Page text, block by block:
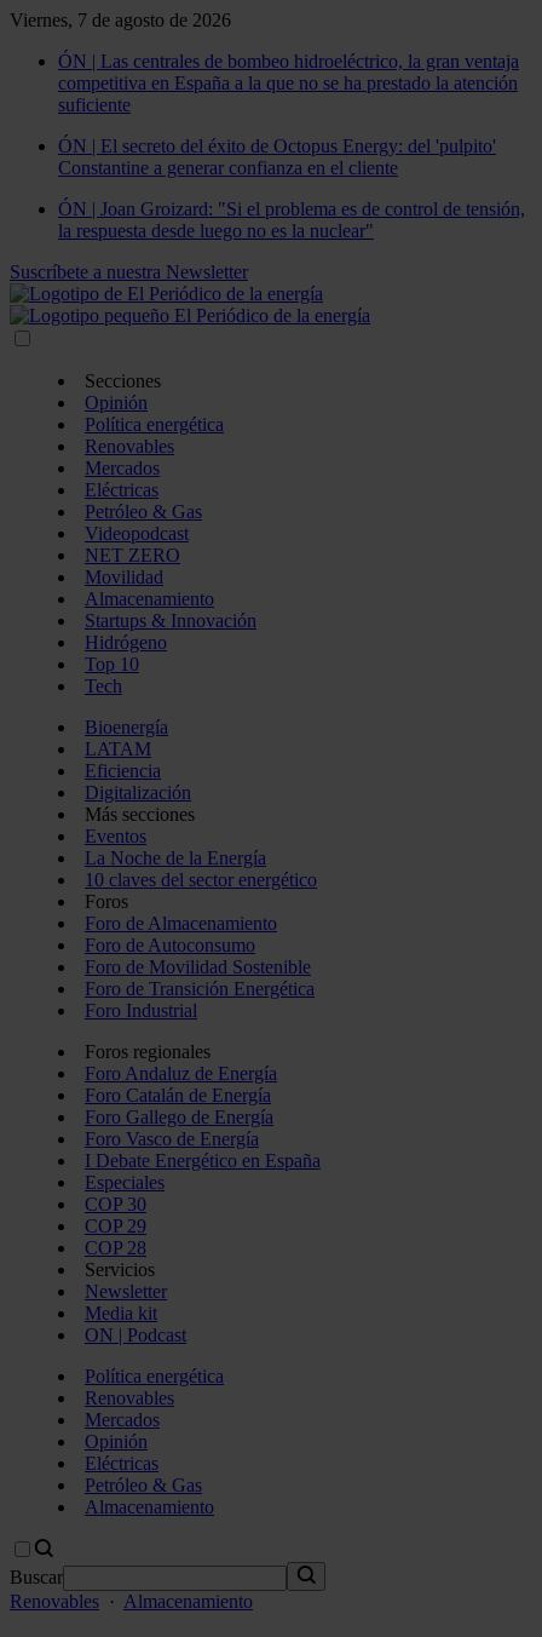
Viernes, 7 de agosto de 2026
ÓN | Las centrales de bombeo hidroeléctrico, la gran ventaja
competitiva en España a la que no se ha prestado la atención
suficiente
ÓN | El secreto del éxito de Octopus Energy: del 'pulpito'
Constantine a generar confianza en el cliente
ÓN | Joan Groizard: "Si el problema es de control de tensión,
la respuesta desde luego no es la nuclear"
Suscríbete a nuestra Newsletter
Secciones
Opinión
Política energética
Renovables
Mercados
Eléctricas
Petróleo & Gas
Videopodcast
NET ZERO
Movilidad
Almacenamiento
Startups & Innovación
Hidrógeno
Top 10
Tech
Bioenergía
LATAM
Eficiencia
Digitalización
Más secciones
Eventos
La Noche de la Energía
10 claves del sector energético
Foros
Foro de Almacenamiento
Foro de Autoconsumo
Foro de Movilidad Sostenible
Foro de Transición Energética
Foro Industrial
Foros regionales
Foro Andaluz de Energía
Foro Catalán de Energía
Foro Gallego de Energía
Foro Vasco de Energía
I Debate Energético en España
Especiales
COP 30
COP 29
COP 28
Servicios
Newsletter
Media kit
ON | Podcast
Política energética
Renovables
Mercados
Opinión
Eléctricas
Petróleo & Gas
Almacenamiento
Buscar
Renovables · Almacenamiento